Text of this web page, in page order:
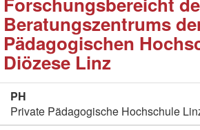
Beratungszentrums
Pädagogischen
Diözese Linz
PH
Private Pädagogische Hochschule